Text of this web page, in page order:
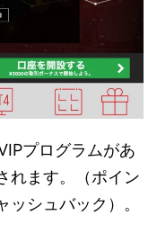
プログラムがあ
れます。（ポイン
ッシュバック）。